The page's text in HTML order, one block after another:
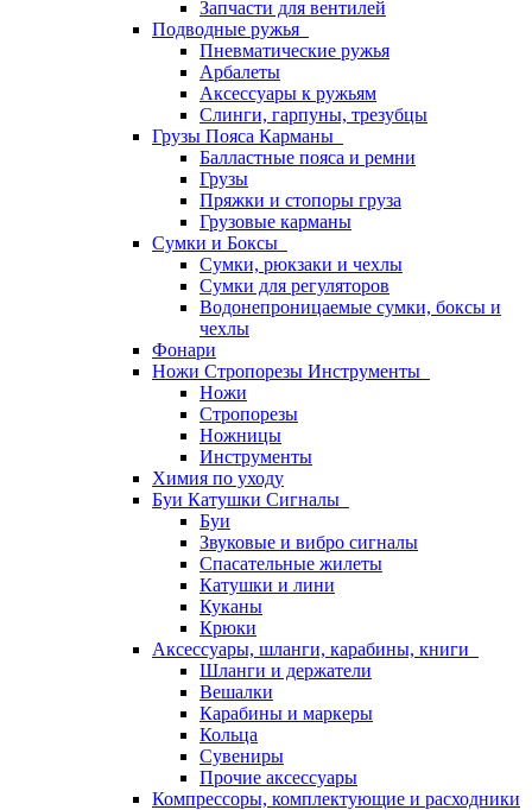
Запчасти для вентилей
Подводные ружья
Пневматические ружья
Арбалеты
Аксессуары к ружьям
Слинги, гарпуны, трезубцы
Грузы Пояса Карманы
Балластные пояса и ремни
Грузы
Пряжки и стопоры груза
Грузовые карманы
Сумки и Боксы
Сумки, рюкзаки и чехлы
Сумки для регуляторов
Водонепроницаемые сумки, боксы и
чехлы
Фонари
Ножи Стропорезы Инструменты
Ножи
Стропорезы
Ножницы
Инструменты
Химия по уходу
Буи Катушки Сигналы
Буи
Звуковые и вибро сигналы
Спасательные жилеты
Катушки и лини
Куканы
Крюки
Аксессуары, шланги, карабины, книги
Шланги и держатели
Вешалки
Карабины и маркеры
Кольца
Сувениры
Прочие аксессуары
Компрессоры, комплектующие и расходники